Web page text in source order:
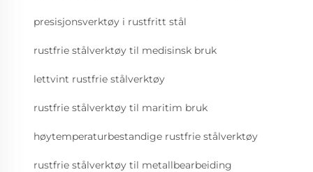
presisjonsverktøy i rustfritt stål
rustfrie stålverktøy til medisinsk bruk
lettvint rustfrie stålverktøy
rustfrie stålverktøy til maritim bruk
høytemperaturbestandige rustfrie stålverktøy
rustfrie stålverktøy til metallbearbeiding